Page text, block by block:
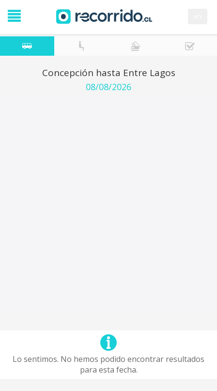
Concepción hasta Entre Lagos
08/08/2026
Lo sentimos. No hemos podido encontrar resultados
para esta fecha.